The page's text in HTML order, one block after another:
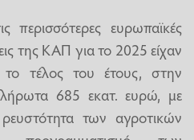
ευρωπαϊκές
της ΚΑΠ για το 2025 είχαν
τέλος του έτους, στην
685 εκατ. ευρώ, με
των αγροτικών